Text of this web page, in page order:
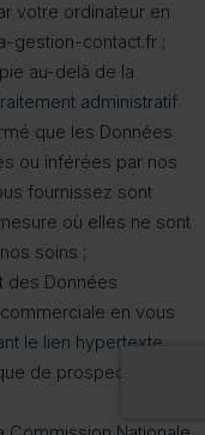
votre ordinateur en
gestion-contact.fr ;
au-delà de la
administratif
que les Données
ou inférées par nos
fournissez sont
où elles ne sont
soins ;
des Données
en vous
le lien hypertexte
de prospection